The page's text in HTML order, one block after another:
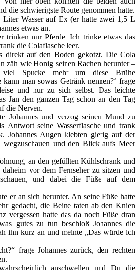
die schwierigste Route genommen hatte.
Liter Wasser auf Ex (er hatte zwei 1,5 L
etwas an.
trinken nur Pferde. Ich trinke etwas das
die Colaflasche leer.
direkt auf den Boden gekotzt. Die Cola
zäh wie Honig seinen Rachen herunter –
Spucke mehr um diese Brühe
kann man sowas Getränk nennen?‘ frage
und nur zu sich selbst. Das leichte
Jan den ganzen Tag schon an den Tag
die Nerven.
Johannes und verzog seinen Mund zu
Antwort seine Wasserflasche und trank
Johannes Augen klebten gierig auf der
wegzuschauen und den Blick aufs Meer
an den gefüllten Kühlschrank und
vor dem Fernseher zu sitzen und
und dabei die Füße auf dem
er an sich herunter. An seine Füße hatte
gedacht, die Beine taten ab den Knien
vergessen hatte das da noch Füße dran
gutes zu tun beschloß Johannes die
ihn kurz an und meinte „Das würde ich
frage Johannes zurück, den rechten
anschwellen und Du die